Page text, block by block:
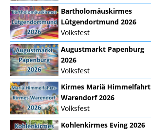
Bartholomäuskirmes
Lütgendortmund 2026
Volksfest
Augustmarkt Papenburg
2026
Volksfest
Kirmes Mariä Himmelfahrt
Warendorf 2026
Volksfest
Kohlenkirmes Eving 2026